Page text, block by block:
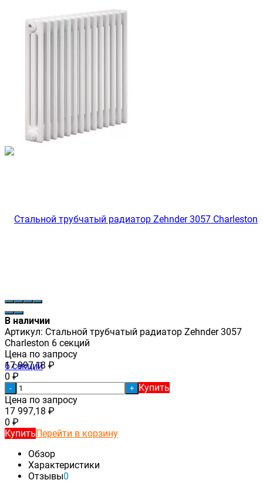
В наличии
Артикул: Стальной трубчатый радиатор Zehnder 3057
Charleston 6 секций
Цена по запросу
17 997,18 ₽
0 ₽
- + Купить
Цена по запросу
17 997,18 ₽
0 ₽
КупитьПерейти в корзину
Обзор
Характеристики
Отзывы0